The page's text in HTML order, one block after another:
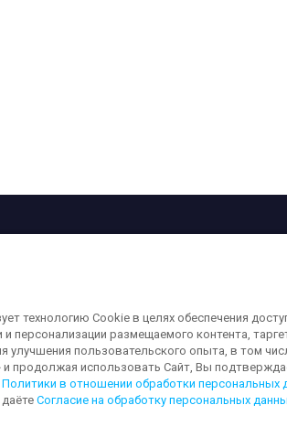
в соответствии с российским и международным
фото- и видеоматериалов, размещенных на сайте,
для направления юридически значимых
персональных данныхСогласие на обработку
технологию Cookie в целях обеспечения
персонализации размещаемого контента,
улучшения пользовательского опыта, в том
продолжая использовать Сайт, Вы
Политики в отношении обработки персональных
Согласие на обработку персональных